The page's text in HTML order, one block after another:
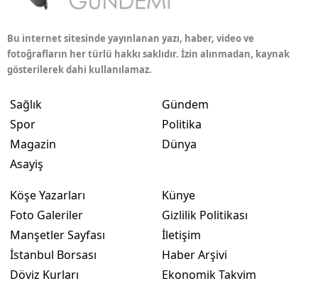
Bu internet sitesinde yayınlanan yazı, haber, video ve
fotoğrafların her türlü hakkı saklıdır. İzin alınmadan, kaynak
gösterilerek dahi kullanılamaz.
Sağlık
Spor
Magazin
Asayiş
Gündem
Politika
Dünya
Köşe Yazarları
Foto Galeriler
Manşetler Sayfası
İstanbul Borsası
Döviz Kurları
Künye
Gizlilik Politikası
İletişim
Haber Arşivi
Ekonomik Takvim